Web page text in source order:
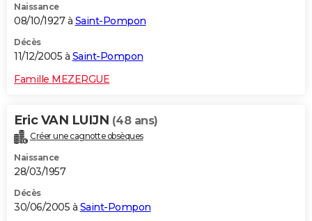
Naissance
08/10/1927 à Saint-Pompon
Décès
11/12/2005 à Saint-Pompon
Famille MEZERGUE
Eric VAN LUIJN (48 ans)
Créer une cagnotte obsèques
Naissance
28/03/1957
Décès
30/06/2005 à Saint-Pompon